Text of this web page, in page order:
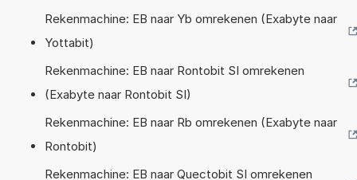
Rekenmachine: EB naar Yb omrekenen (Exabyte naar
Yottabit)
Rekenmachine: EB naar Rontobit SI omrekenen
(Exabyte naar Rontobit SI)
Rekenmachine: EB naar Rb omrekenen (Exabyte naar
Rontobit)
Rekenmachine: EB naar Quectobit SI omrekenen